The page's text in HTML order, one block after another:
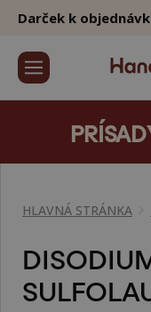
Darček k
HLAVNÁ STRÁNKA